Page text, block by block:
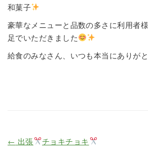
和菓子
豪華なメニューと品数の多さに利用者
足でいただきました
給食のみなさん、いつも本当にありが
← 出張 チョキチョキ